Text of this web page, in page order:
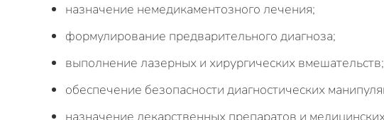
назначение немедикаментозного лечения;
формулирование предварительного диагноза;
выполнение лазерных и хирургических вмешательств;
обеспечение безопасности диагностических
назначение лекарственных препаратов и